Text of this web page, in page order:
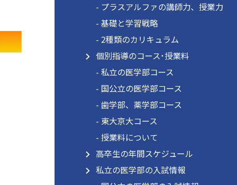
- プラスアルファの講師力、授業力
- 基礎と学習戦略
- 2種類のカリキュラム
navigate_next 個別指導のコース･授業料
- 私立の医学部コース
- 国公立の医学部コース
- 歯学部、薬学部コース
- 東大京大コース
- 授業料について
navigate_next 高卒生の年間スケジュール
navigate_next 私立の医学部の入試情報